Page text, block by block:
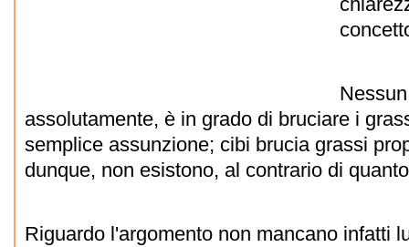
assolutamente, è in grado di bruciare i
semplice assunzione; cibi brucia grassi
dunque, non esistono, al contrario di
Riguardo l'argomento non mancano infatti